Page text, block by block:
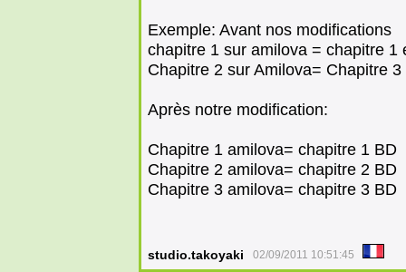
Exemple: Avant nos modifications
chapitre 1 sur amilova = chapitre 1
Chapitre 2 sur Amilova= Chapitre
Après notre modification:
Chapitre 1 amilova= chapitre 1 BD
Chapitre 2 amilova= chapitre 2 BD
Chapitre 3 amilova= chapitre 3 BD
studio.takoyaki 02/09/2011 10:51:45